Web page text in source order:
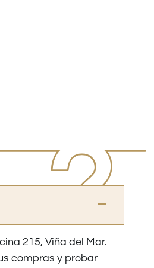
215, Viña del Mar.
compras y probar